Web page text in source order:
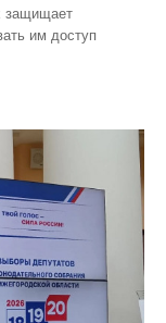
защищает
им доступ